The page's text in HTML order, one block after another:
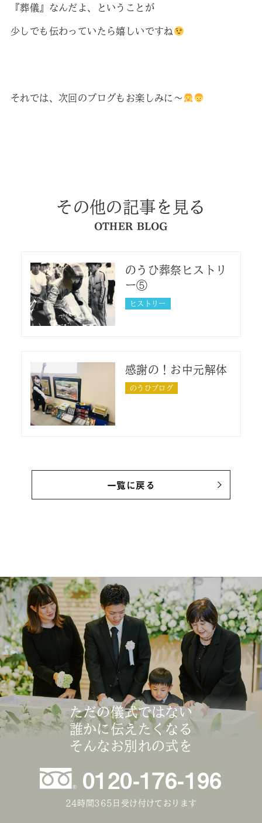
『葬儀』なんだよ、ということが
少しでも伝わっていたら嬉しいですね
それでは、次回のブログもお楽しみに～
その他の記事を見る
OTHER BLOG
のうひ葬祭ヒストリ
ー⑤
ヒストリー
感謝の！お中元解体
のうひブログ
一覧に戻る
ただの儀式ではない
誰かに伝えたくなる
そんなお別れの式を
0120-176-196
24時間365日受け付けております